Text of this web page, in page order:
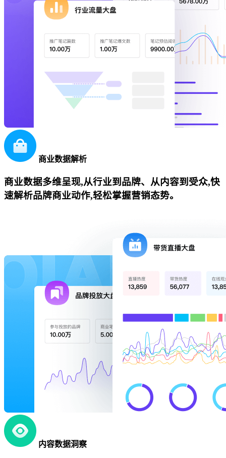
商业数据解析
商业数据多维呈现,从行业到品牌、从内容到受众,快
速解析品牌商业动作,轻松掌握营销态势。
内容数据洞察